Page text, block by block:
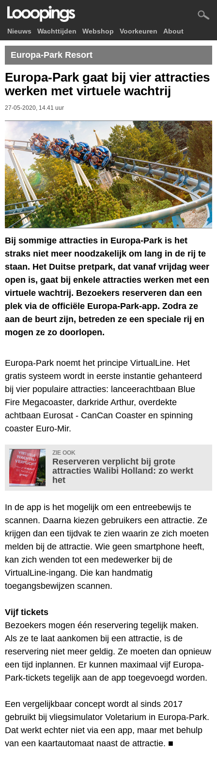
Nieuws Wachttijden Webshop Voorkeuren About
Europa-Park Resort
Europa-Park gaat bij vier attracties
werken met virtuele wachtrij
27-05-2020, 14.41 uur
Bij sommige attracties in Europa-Park is het
straks niet meer noodzakelijk om lang in de rij te
staan. Het Duitse pretpark, dat vanaf vrijdag weer
open is, gaat bij enkele attracties werken met een
virtuele wachtrij. Bezoekers reserveren dan een
plek via de officiële Europa-Park-app. Zodra ze
aan de beurt zijn, betreden ze een speciale rij en
mogen ze zo doorlopen.
Europa-Park noemt het principe VirtualLine. Het
gratis systeem wordt in eerste instantie gehanteerd
bij vier populaire attracties: lanceerachtbaan Blue
Fire Megacoaster, darkride Arthur, overdekte
achtbaan Eurosat - CanCan Coaster en spinning
coaster Euro-Mir.
ZIE OOK
Reserveren verplicht bij grote
attracties Walibi Holland: zo werkt
het
In de app is het mogelijk om een entreebewijs te
scannen. Daarna kiezen gebruikers een attractie. Ze
krijgen dan een tijdvak te zien waarin ze zich moeten
melden bij de attractie. Wie geen smartphone heeft,
kan zich wenden tot een medewerker bij de
VirtualLine-ingang. Die kan handmatig
toegangsbewijzen scannen.
Vijf tickets
Bezoekers mogen één reservering tegelijk maken.
Als ze te laat aankomen bij een attractie, is de
reservering niet meer geldig. Ze moeten dan opnieuw
een tijd inplannen. Er kunnen maximaal vijf Europa-
Park-tickets tegelijk aan de app toegevoegd worden.
Een vergelijkbaar concept wordt al sinds 2017
gebruikt bij vliegsimulator Voletarium in Europa-Park.
Dat werkt echter niet via een app, maar met behulp
van een kaartautomaat naast de attractie. ■